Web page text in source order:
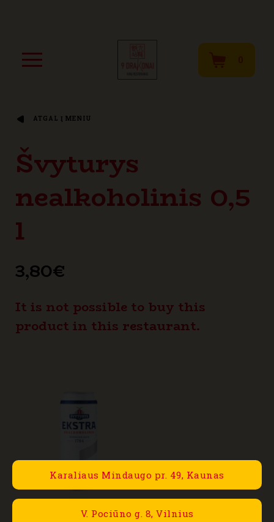
Karaliaus Mindaugo pr. 49, Kaunas
V. Pociūno g. 8, Vilnius
ATGAL Į MENIU
Švyturys
nealkoholinis 0,5
l
3,80€
It is not possible to buy this
product in this restaurant.